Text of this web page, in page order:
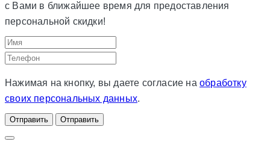
с Вами в ближайшее время для предоставления
персональной скидки!
Нажимая на кнопку, вы даете согласие наобработку
своих персональных данных.
Отправить Отправить